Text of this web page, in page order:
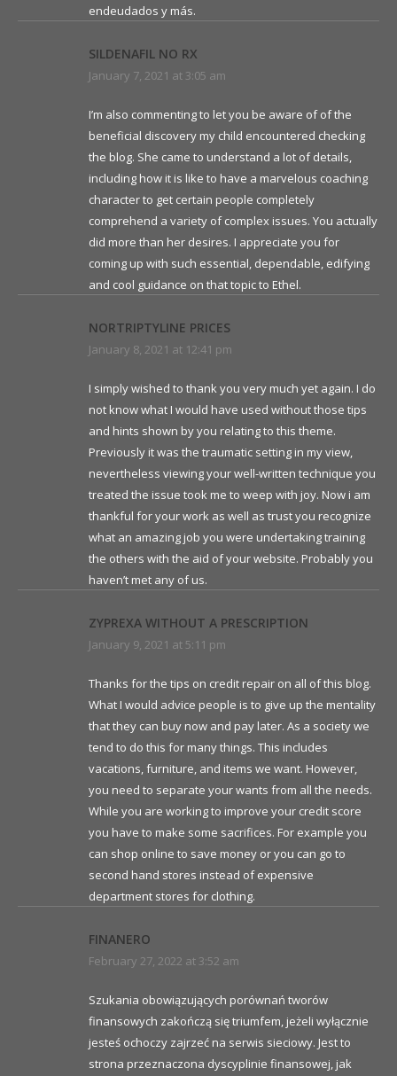
endeudados y más.
SILDENAFIL NO RX
January 7, 2021 at 3:05 am
I’m also commenting to let you be aware of of the
beneficial discovery my child encountered checking
the blog. She came to understand a lot of details,
including how it is like to have a marvelous coaching
character to get certain people completely
comprehend a variety of complex issues. You actually
did more than her desires. I appreciate you for
coming up with such essential, dependable, edifying
and cool guidance on that topic to Ethel.
NORTRIPTYLINE PRICES
January 8, 2021 at 12:41 pm
I simply wished to thank you very much yet again. I do
not know what I would have used without those tips
and hints shown by you relating to this theme.
Previously it was the traumatic setting in my view,
nevertheless viewing your well-written technique you
treated the issue took me to weep with joy. Now i am
thankful for your work as well as trust you recognize
what an amazing job you were undertaking training
the others with the aid of your website. Probably you
haven’t met any of us.
ZYPREXA WITHOUT A PRESCRIPTION
January 9, 2021 at 5:11 pm
Thanks for the tips on credit repair on all of this blog.
What I would advice people is to give up the mentality
that they can buy now and pay later. As a society we
tend to do this for many things. This includes
vacations, furniture, and items we want. However,
you need to separate your wants from all the needs.
While you are working to improve your credit score
you have to make some sacrifices. For example you
can shop online to save money or you can go to
second hand stores instead of expensive
department stores for clothing.
FINANERO
February 27, 2022 at 3:52 am
Szukania obowiązujących porównań tworów
finansowych zakończą się triumfem, jeżeli wyłącznie
jesteś ochoczy zajrzeć na serwis sieciowy. Jest to
strona przeznaczona dyscyplinie finansowej, jak